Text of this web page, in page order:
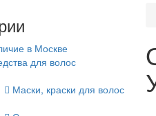
в Москве
для волос
Маски, краски для волос